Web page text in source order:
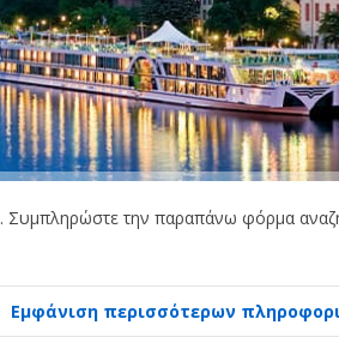
Αποκτήστε
προσφορές
. Συμπληρώστε την παραπάνω φόρμα
Εμφάνιση περισσότερων